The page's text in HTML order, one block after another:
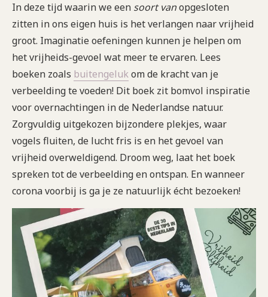
In deze tijd waarin we een soort vanopgesloten
zitten in ons eigen huis is het verlangen naar vrijheid
groot. Imaginatie oefeningen kunnen je helpen om
het vrijheids-gevoel wat meer te ervaren. Lees
boeken zoals buitengelukom de kracht van je
verbeelding te voeden! Dit boek zit bomvol inspiratie
voor overnachtingen in de Nederlandse natuur.
Zorgvuldig uitgekozen bijzondere plekjes, waar
vogels fluiten, de lucht fris is en het gevoel van
vrijheid overweldigend. Droom weg, laat het boek
spreken tot de verbeelding en ontspan. En wanneer
corona voorbij is ga je ze natuurlijk écht bezoeken!